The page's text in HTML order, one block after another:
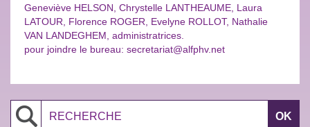
Geneviève HELSON, Chrystelle LANTHEAUME, Laura
LATOUR, Florence ROGER, Evelyne ROLLOT, Nathalie
VAN LANDEGHEM, administratrices.
pour joindre le bureau: secretariat@alfphv.net